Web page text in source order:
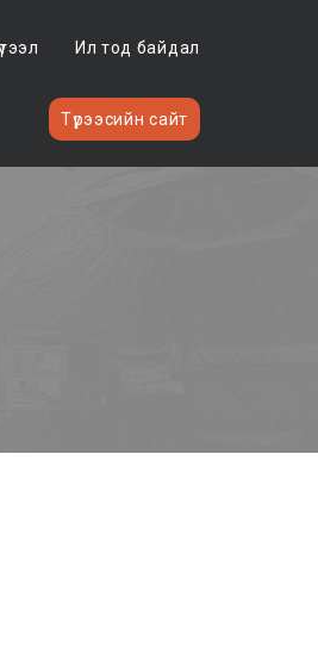
Ил тод байдал
Түрээсийн сайт